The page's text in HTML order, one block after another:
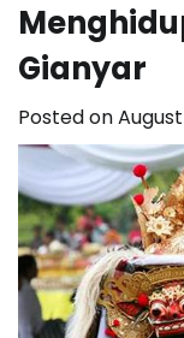
Gianyar
Posted onAugust